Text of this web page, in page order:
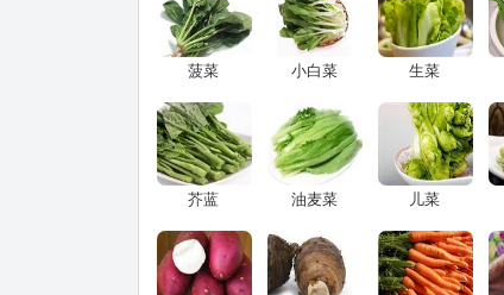
菠菜 小白菜 生菜
芥蓝 油麦菜 儿菜